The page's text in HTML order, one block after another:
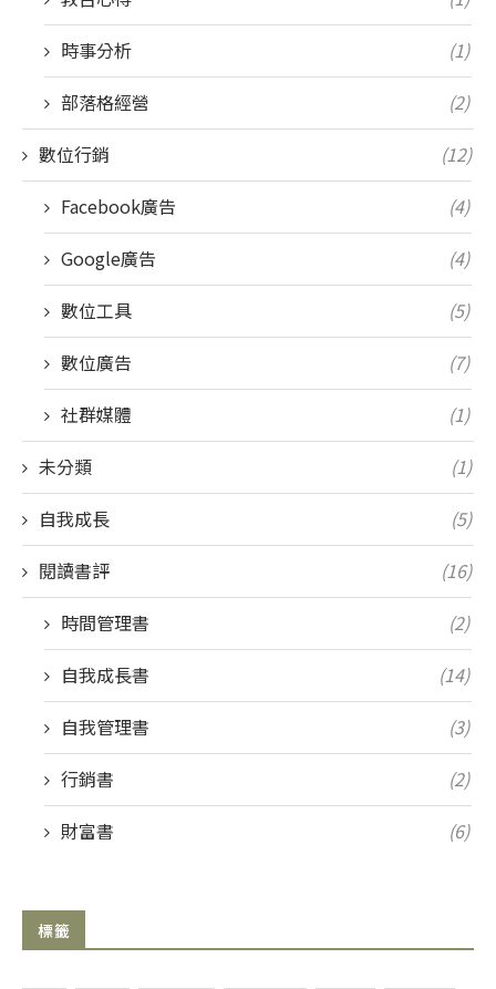
時事分析
(1)
部落格經營
(2)
數位行銷
(12)
Facebook廣告
(4)
Google廣告
(4)
數位工具
(5)
數位廣告
(7)
社群媒體
(1)
未分類
(1)
自我成長
(5)
閱讀書評
(16)
時間管理書
(2)
自我成長書
(14)
自我管理書
(3)
行銷書
(2)
財富書
(6)
標籤